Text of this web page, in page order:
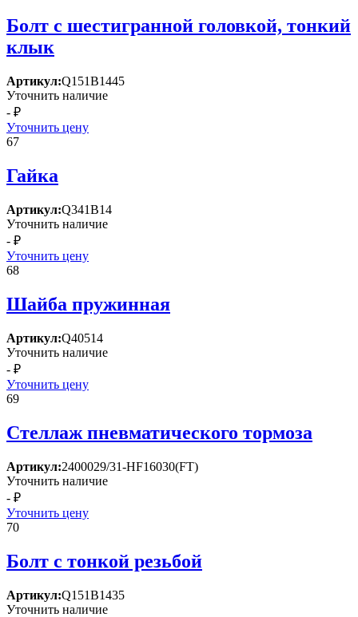
Болт с шестигранной головкой, тонкий
клык
Артикул:Q151B1445
Уточнить наличие
- ₽
Уточнить цену
67
Гайка
Артикул:Q341B14
Уточнить наличие
- ₽
Уточнить цену
68
Шайба пружинная
Артикул:Q40514
Уточнить наличие
- ₽
Уточнить цену
69
Стеллаж пневматического тормоза
Артикул:2400029/31-HF16030(FT)
Уточнить наличие
- ₽
Уточнить цену
70
Болт с тонкой резьбой
Артикул:Q151B1435
Уточнить наличие